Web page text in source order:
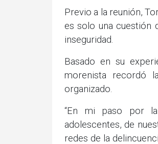
Previo a la reunión,
es solo una cuestión
inseguridad.
Basado en su
morenista recordó
organizado.
“En mi paso por
adolescentes, de
redes de la